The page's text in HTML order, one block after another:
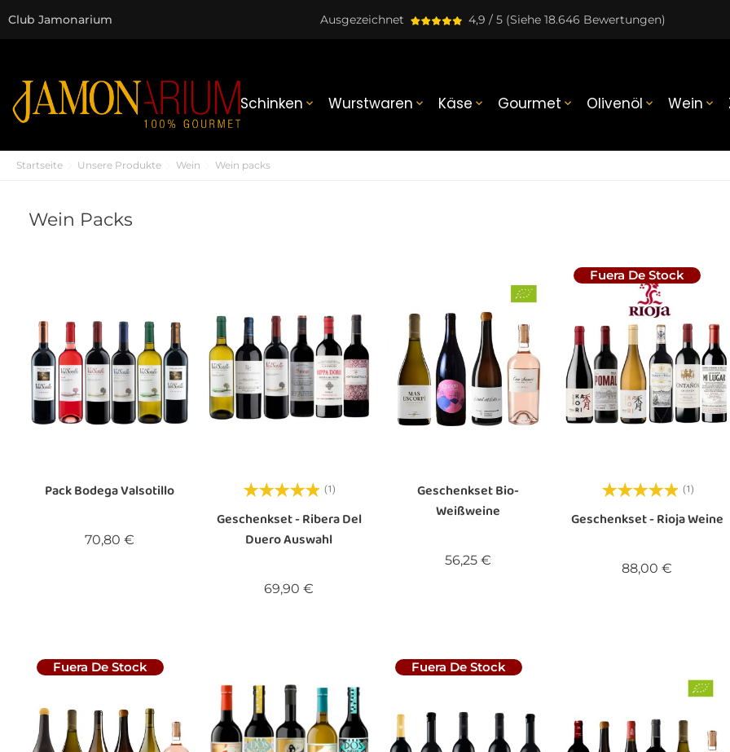
Club Jamonarium Ausgezeichnet 4,9 / 5 (Siehe 18.646 Bewertungen)
Schinken  Wurstwaren  Käse  Gourmet  Olivenöl  Wein 
Startseite Unsere Produkte Wein Wein packs
Wein Packs
Pack Bodega Valsotillo
70,80 €
(1)
Geschenkset - Ribera Del
Duero Auswahl
69,90 €
Geschenkset Bio-
Weißweine
56,25 €
Fuera De Stock
(1)
Geschenkset - Rioja Weine
88,00 €
Fuera De Stock Fuera De Stock